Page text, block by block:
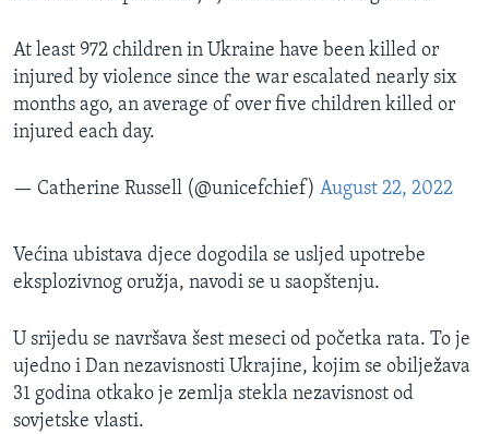
At least 972 children in Ukraine have been killed or
injured by violence since the war escalated nearly six
months ago, an average of over five children killed or
injured each day.
— Catherine Russell (@unicefchief) August 22, 2022
Većina ubistava djece dogodila se usljed upotrebe
eksplozivnog oružja, navodi se u saopštenju.
U srijedu se navršava šest meseci od početka rata. To je
ujedno i Dan nezavisnosti Ukrajine, kojim se obilježava
31 godina otkako je zemlja stekla nezavisnost od
sovjetske vlasti.